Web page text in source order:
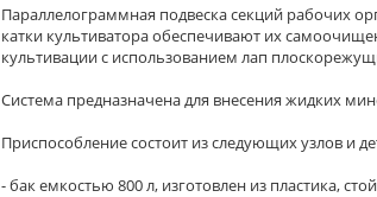
Параллелограммная подвеска секций рабочих
катки культиватора обеспечивают их
культивации с использованием лап
Система предназначена для внесения жидких
Приспособление состоит из следующих узлов и
- бак емкостью 800 л, изготовлен из пластика,